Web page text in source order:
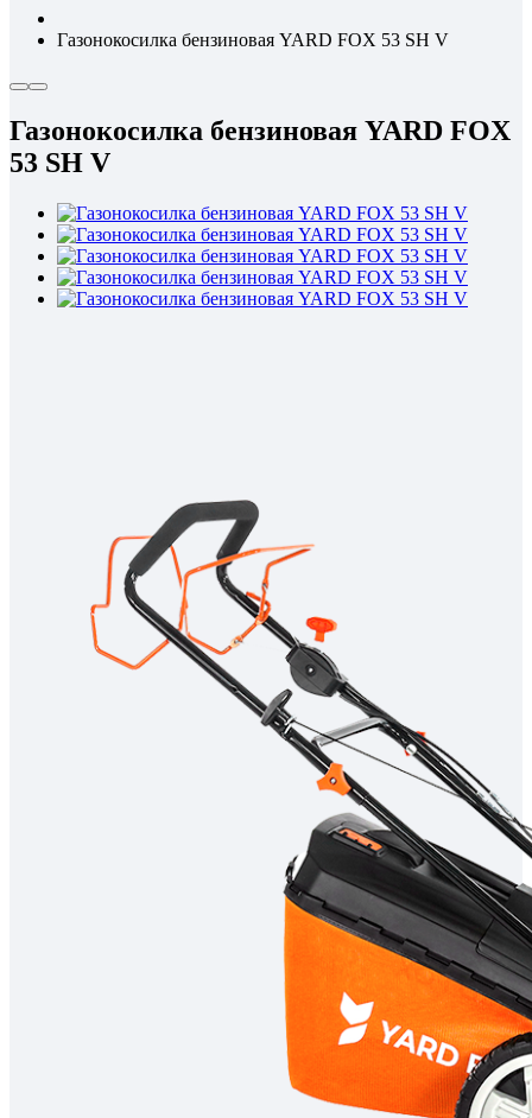
Газонокосилка бензиновая YARD FOX 53 SH V
Газонокосилка бензиновая YARD FOX
53 SH V